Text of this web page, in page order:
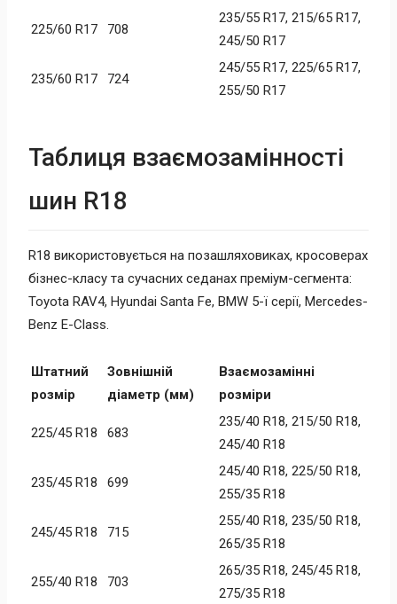
225/60 R17 708
235/55 R17, 215/65 R17,
245/50 R17
235/60 R17 724
245/55 R17, 225/65 R17,
255/50 R17
Таблиця взаємозамінності
шин R18
R18 використовується на позашляховиках, кросоверах
бізнес-класу та сучасних седанах преміум-сегмента:
Toyota RAV4, Hyundai Santa Fe, BMW 5-ї серії, Mercedes-
Benz E-Class.
Штатний
розмір
Зовнішній
діаметр (мм)
Взаємозамінні
розміри
225/45 R18 683
235/40 R18, 215/50 R18,
245/40 R18
235/45 R18 699
245/40 R18, 225/50 R18,
255/35 R18
245/45 R18 715
255/40 R18, 235/50 R18,
265/35 R18
255/40 R18 703
265/35 R18, 245/45 R18,
275/35 R18